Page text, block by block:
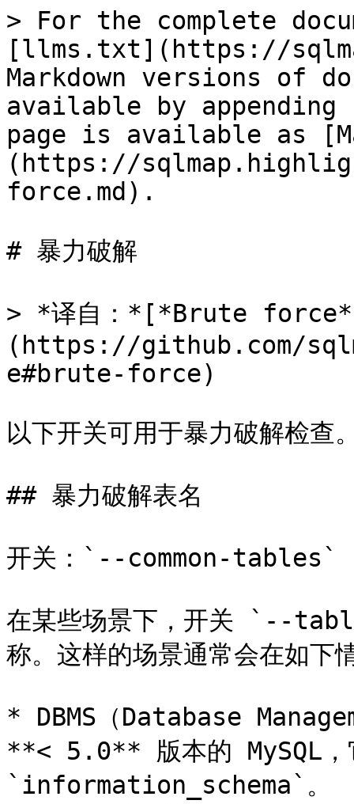
> For the complete
[llms.txt](https://
Markdown versions of
available by
page is available as
(https://
force.md).
# 暴力破解
> *译自：*[*Brute
(https://github.com/
e#brute-force)
以下开关可用于暴力破解检查
## 暴力破解表名
开关：`--common-tables`
在某些场景下，开关 `--
称。这样的场景通常会在如下
* DBMS（Database
**< 5.0** 版本的 MySQL，
`information_schema`。